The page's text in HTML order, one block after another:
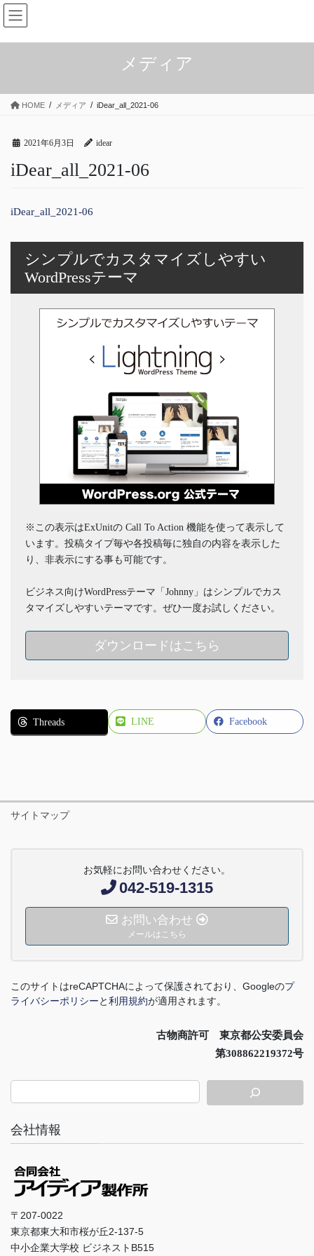
コ
ン
ス
ナ
ビ
ン
メディア
HOME メディア iDear_all_2021-06
2021年6月3日 idear
iDear_all_2021-06
iDear_all_2021-06
シンプルでカスタマイズしやすい
WordPressテーマ
※この表示はExUnitの Call To Action 機能を使って表示して
います。投稿タイプ毎や各投稿毎に独自の内容を表示した
り、非表示にする事も可能です。
ビジネス向けWordPressテーマ「Johnny」はシンプルでカス
タマイズしやすいテーマです。ぜひ一度お試しください。
ダウンロードはこちら
Facebook
Threads LINE
サイトマップ
お気軽にお問い合わせください。
042-519-1315
お問い合わせ
メールはこちら
このサイトはreCAPTCHAによって保護されており、 Googleのプ
ライバシーポリシーと利用規約が適用されます。
古物商許可 東京都公安委員会
第308862219372号
会社情報
〒207-0022
東京都東大和市桜が丘2-137-5
中小企業大学校 ビジネストB515